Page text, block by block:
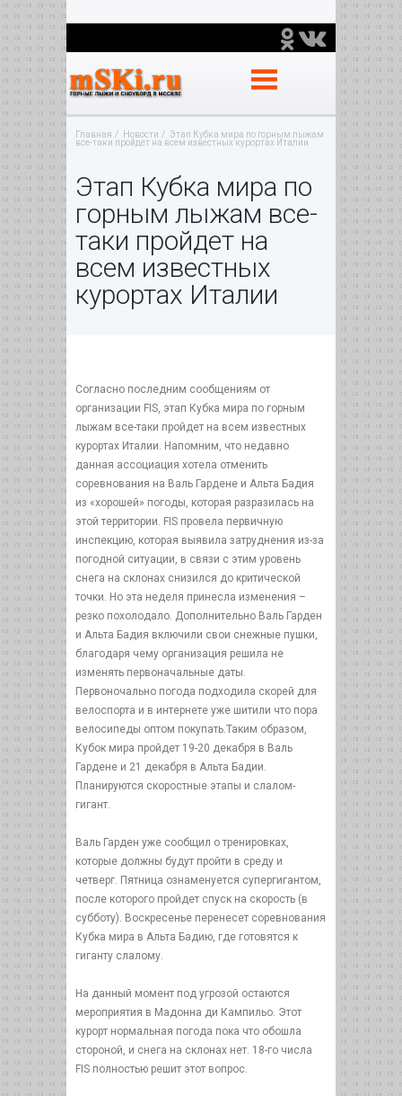
Главная Новости
Этап Кубка мира по горным лыжам
все-таки пройдет на всем известных курортах Италии
Этап Кубка мира по
горным лыжам все-
таки пройдет на
всем известных
курортах Италии
Согласно последним сообщениям от
организации FIS, этап Кубка мира по горным
лыжам все-таки пройдет на всем известных
курортах Италии. Напомним, что недавно
данная ассоциация хотела отменить
соревнования на Валь Гардене и Альта Бадия
из «хорошей» погоды, которая разразилась на
этой территории. FIS провела первичную
инспекцию, которая выявила затруднения из-за
погодной ситуации, в связи с этим уровень
снега на склонах снизился до критической
точки. Но эта неделя принесла изменения –
резко похолодало. Дополнительно Валь Гарден
и Альта Бадия включили свои снежные пушки,
благодаря чему организация решила не
изменять первоначальные даты.
Первоночально погода подходила скорей для
велоспорта и в интернете уже шитили что пора
велосипеды оптом покупать.Таким образом,
Кубок мира пройдет 19-20 декабря в Валь
Гардене и 21 декабря в Альта Бадии.
Планируются скоростные этапы и слалом-
гигант.
Валь Гарден уже сообщил о тренировках,
которые должны будут пройти в среду и
четверг. Пятница ознаменуется супергигантом,
после которого пройдет спуск на скорость (в
субботу). Воскресенье перенесет соревнования
Кубка мира в Альта Бадию, где готовятся к
гиганту слалому.
На данный момент под угрозой остаются
мероприятия в Мадонна ди Кампильо. Этот
курорт нормальная погода пока что обошла
стороной, и снега на склонах нет. 18-го числа
FIS полностью решит этот вопрос.